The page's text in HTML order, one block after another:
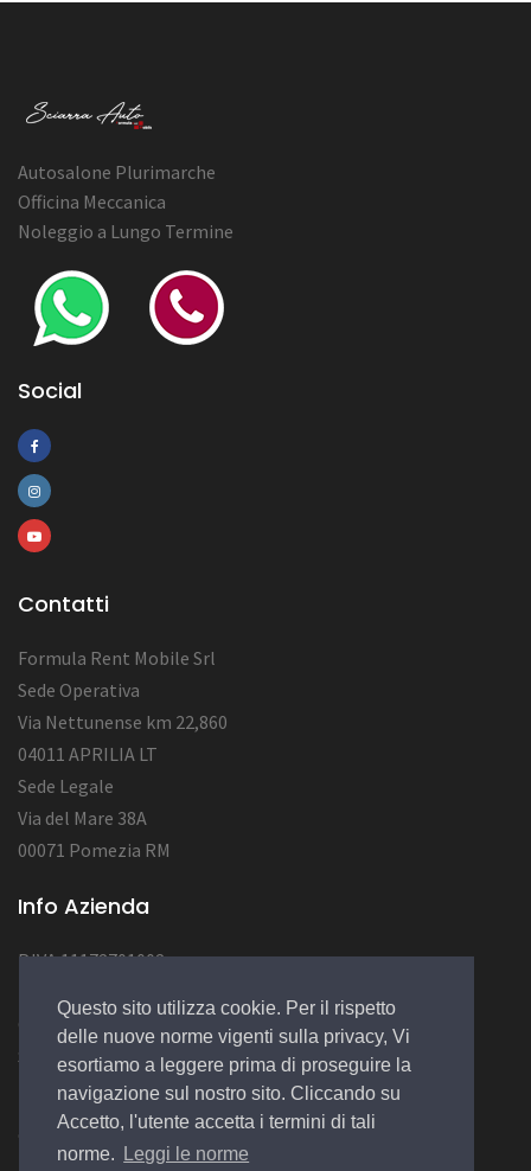
Questo sito utilizza cookie. Per il rispetto
delle nuove norme vigenti sulla privacy, Vi
esortiamo a leggere prima di proseguire la
navigazione sul nostro sito. Cliccando su
Accetto, l'utente accetta i termini di tali
norme.
Leggi le norme
Autosalone Plurimarche
Officina Meccanica
Noleggio a Lungo Termine
Social
Contatti
Formula Rent Mobile Srl
Sede Operativa
Via Nettunense km 22,860
04011 APRILIA LT
Sede Legale
Via del Mare 38A
00071 Pomezia RM
Info Azienda
P.IVA 11172701002
Cap.Soc. : 12.000,00 EURO
Socio Unico
© 2022 Design byEGSoft